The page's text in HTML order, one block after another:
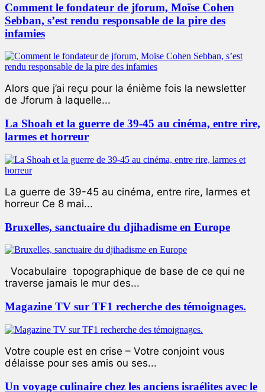
Comment le fondateur de jforum, Moïse Cohen
Sebban, s’est rendu responsable de la pire des
infamies
Alors que j’ai reçu pour la énième fois la newsletter
de Jforum à laquelle...
La Shoah et la guerre de 39-45 au cinéma, entre rire,
larmes et horreur
La guerre de 39-45 au cinéma, entre rire, larmes et
horreur Ce 8 mai...
Bruxelles, sanctuaire du djihadisme en Europe
Vocabulaire topographique de base de ce qui ne
traverse jamais le mur des...
Magazine TV sur TF1 recherche des témoignages.
Votre couple est en crise – Votre conjoint vous
délaisse pour ses amis ou ses...
Un voyage culinaire chez les anciens israélites avec le